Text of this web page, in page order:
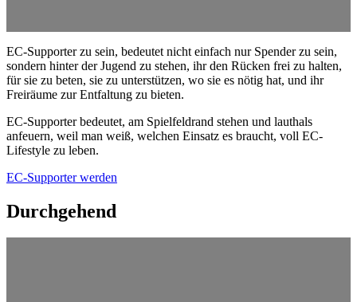
EC-Supporter zu sein, bedeutet nicht einfach nur Spender zu sein,
sondern hinter der Jugend zu stehen, ihr den Rücken frei zu halten,
für sie zu beten, sie zu unterstützen, wo sie es nötig hat, und ihr
Freiräume zur Entfaltung zu bieten.
EC-Supporter bedeutet, am Spielfeldrand stehen und lauthals
anfeuern, weil man weiß, welchen Einsatz es braucht, voll EC-
Lifestyle zu leben.
EC-Supporter werden
Durchgehend